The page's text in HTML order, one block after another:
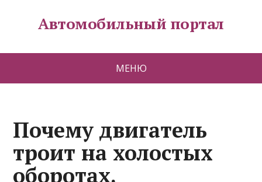
Автомобильный портал
МЕНЮ
Почему двигатель
троит на холостых
оборотах.